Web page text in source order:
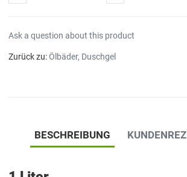
Ask a question about this product
Zurück zu:Ölbäder, Duschgel
BESCHREIBUNG